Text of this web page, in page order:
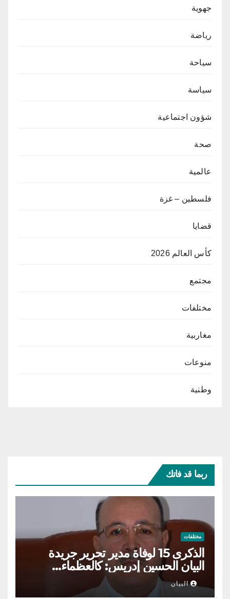
جهوية
رياضة
سياحة
سياسة
شؤون اجتماعية
صحة
عالمية
فلسطين – غزة
قضايا
كأس العالم 2026
مجتمع
مختلفات
مغاربية
منوعات
وطنية
ربما قد فاتك
مختلفات
الذكرى 15 لوفاة مدير تحرير جريدة
البيان الحسين إدريس: كالعظماء…
عاش شامخا ورحل واقفا
البيان